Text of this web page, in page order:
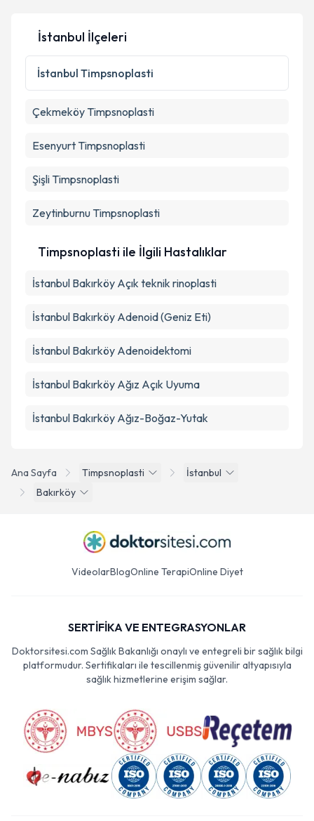
Kişisel verilerimin işlenmesine ilişkin
Metni'ni okudum ve kişisel verilerimin belirtilen
kapsamda işlenmesini kabul ediyorum.
Ana Sayfa Timpsnoplasti
İstanbul
Bakırköy
İstanbul İlçeleri
İstanbul Timpsnoplasti
Çekmeköy Timpsnoplasti
Esenyurt Timpsnoplasti
Şişli Timpsnoplasti
Zeytinburnu Timpsnoplasti
Timpsnoplasti ile İlgili Hastalıklar
İstanbul Bakırköy Açık teknik rinoplasti
İstanbul Bakırköy Adenoid (Geniz Eti)
İstanbul Bakırköy Adenoidektomi
İstanbul Bakırköy Ağız Açık Uyuma
İstanbul Bakırköy Ağız-Boğaz-Yutak
VideolarBlogOnline TerapiOnline Diyet
SERTİFİKA VE ENTEGRASYONLAR
Doktorsitesi.com Sağlık Bakanlığı onaylı ve entegreli bir sağlık bilgi
platformudur. Sertifikaları ile tescillenmiş güvenilir altyapısıyla
sağlık hizmetlerine erişim sağlar.